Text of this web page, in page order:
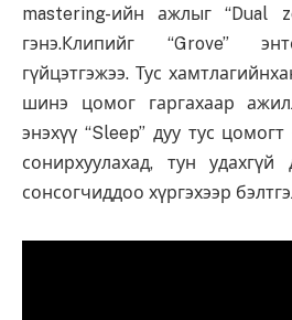
mastering-ийн ажлыг “Dual
гэнэ.Клипийг “Grove”
гүйцэтгэжээ. Тус
шинэ цомог гаргахаар
энэхүү “Sleep” дуу тус
сонирхуулахад, тун
сонсогчиддоо хүргэхээр